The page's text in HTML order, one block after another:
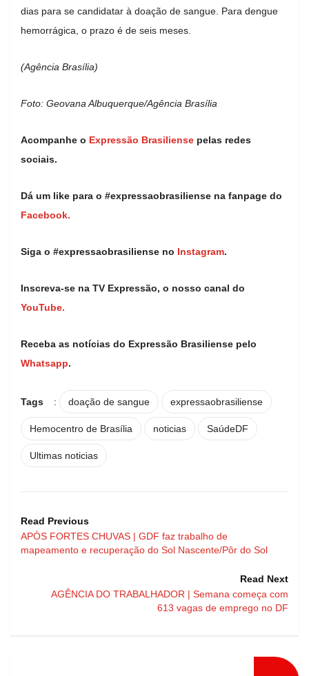
dias para se candidatar à doação de sangue. Para dengue
hemorrágica, o prazo é de seis meses.
(Agência Brasília)
Foto: Geovana Albuquerque/Agência Brasília
Acompanhe o Expressão Brasiliense pelas redes
sociais.
Dá um like para o #expressaobrasiliense na fanpage do
Facebook.
Siga o #expressaobrasiliense no Instagram.
Inscreva-se na TV Expressão, o nosso canal do
YouTube.
Receba as notícias do Expressão Brasiliense pelo
Whatsapp.
Tags : doação de sangue expressaobrasiliense
Hemocentro de Brasília noticias SaúdeDF
Ultimas noticias
Read Previous
APÓS FORTES CHUVAS | GDF faz trabalho de
mapeamento e recuperação do Sol Nascente/Pôr do Sol
Read Next
AGÊNCIA DO TRABALHADOR | Semana começa com
613 vagas de emprego no DF